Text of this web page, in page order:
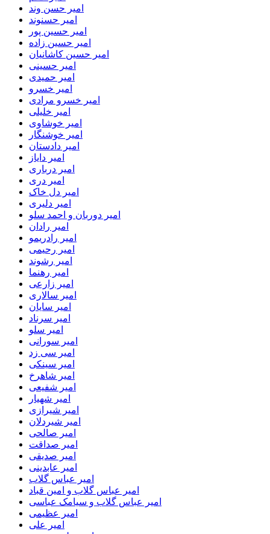
امیر حسن وند
امیر حسنوند
امیر حسین پور
امیر حسین زاده
امیر حسین کاشانیان
امیر حسینی
امیر حمیدی
امیر خسرو
امیر خسرو مرادی
امیر خلیلی
امیر خوشاوی
امیر خوشنگار
امیر دادستان
امیر دایاز
امیر درباری
امیر دری
امیر دل خاک
امیر دلیری
امیر دوربان و احمد سلو
امیر رادان
امیر رادریمو
امیر رحیمی
امیر رشوند
امیر رهنما
امیر زارعی
امیر سالاری
امیر سایان
امیر سرناد
امیر سلو
امیر سورانی
امیر سی زد
امیر سینکی
امیر شاهرخ
امیر شفیعی
امیر شهیار
امیر شیرازی
امیر شیردلان
امیر صالحی
امیر صداقت
امیر صدیقی
امیر عابدینی
امیر عباس گلاب
امیر عباس گلاب و امین قباد
امیر عباس گلاب و سیامک عباسی
امیر عظیمی
امیر علی